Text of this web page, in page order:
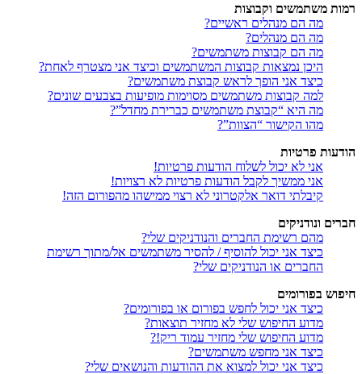
רמות משתמשים וקבוצות
מה הם מנהלים ראשיים?
מה הם מנהלים?
מה הם קבוצות משתמשים?
היכן נמצאות קבוצות המשתמשים וכיצד אני מצטרף לאחת?
כיצד אני הופך לראש קבוצת משתמשים?
למה קבוצות משתמשים מסוימות מופיעות בצבעים שונים?
מה היא “קבוצת משתמשים כברירת מחדל”?
מהו הקישור “הצוות”?
הודעות פרטיות
אני לא יכול לשלוח הודעות פרטיות!
אני ממשיך לקבל הודעות פרטיות לא רצויות!
קיבלתי דואר אלקטרוני לא רצוי ממישהו מהפורום הזה!
חברים ונודניקים
מהם רשימת החברים והנודניקים שלי?
כיצד אני יכול להוסיף / להסיר משתמשים אל/מתוך רשימת
החברים או הנודניקים שלי?
חיפוש בפורומים
כיצד אני יכול לחפש בפורום או בפורומים?
מדוע החיפוש שלי לא מחזיר תוצאות?
מדוע החיפוש שלי מחזיר עמוד ריק!?
כיצד אני מחפש משתמשים?
כיצד אני יכול למצוא את ההודעות והנושאים שלי?